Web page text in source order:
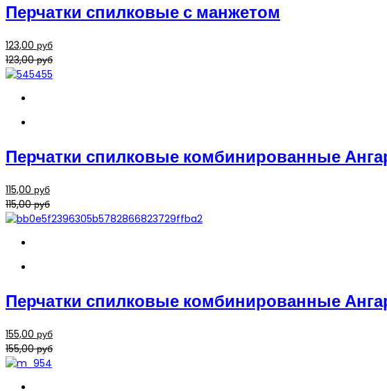
Перчатки спилковые с манжетом
123,00 руб
123,00 руб
Перчатки спилковые комбинированные
115,00 руб
115,00 руб
Перчатки спилковые комбинированные
155,00 руб
155,00 руб